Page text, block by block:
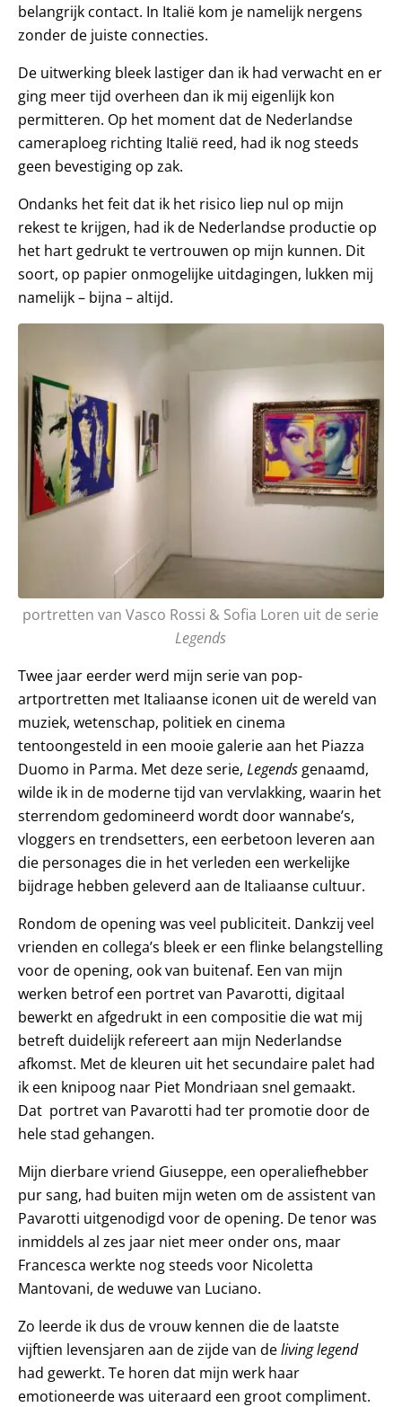
belangrijk contact. In Italië kom je namelijk nergens
zonder de juiste connecties.
De uitwerking bleek lastiger dan ik had verwacht en er
ging meer tijd overheen dan ik mij eigenlijk kon
permitteren. Op het moment dat de Nederlandse
cameraploeg richting Italië reed, had ik nog steeds
geen bevestiging op zak.
Ondanks het feit dat ik het risico liep nul op mijn
rekest te krijgen, had ik de Nederlandse productie op
het hart gedrukt te vertrouwen op mijn kunnen. Dit
soort, op papier onmogelijke uitdagingen, lukken mij
namelijk – bijna – altijd.
portretten van Vasco Rossi & Sofia Loren uit de serie
Legends
Twee jaar eerder werd mijn serie van pop-
artportretten met Italiaanse iconen uit de wereld van
muziek, wetenschap, politiek en cinema
tentoongesteld in een mooie galerie aan het Piazza
Duomo in Parma. Met deze serie, Legends genaamd,
wilde ik in de moderne tijd van vervlakking, waarin het
sterrendom gedomineerd wordt door wannabe’s,
vloggers en trendsetters, een eerbetoon leveren aan
die personages die in het verleden een werkelijke
bijdrage hebben geleverd aan de Italiaanse cultuur.
Rondom de opening was veel publiciteit. Dankzij veel
vrienden en collega’s bleek er een flinke belangstelling
voor de opening, ook van buitenaf. Een van mijn
werken betrof een portret van Pavarotti, digitaal
bewerkt en afgedrukt in een compositie die wat mij
betreft duidelijk refereert aan mijn Nederlandse
afkomst. Met de kleuren uit het secundaire palet had
ik een knipoog naar Piet Mondriaan snel gemaakt.
Dat portret van Pavarotti had ter promotie door de
hele stad gehangen.
Mijn dierbare vriend Giuseppe, een operaliefhebber
pur sang, had buiten mijn weten om de assistent van
Pavarotti uitgenodigd voor de opening. De tenor was
inmiddels al zes jaar niet meer onder ons, maar
Francesca werkte nog steeds voor Nicoletta
Mantovani, de weduwe van Luciano.
Zo leerde ik dus de vrouw kennen die de laatste
vijftien levensjaren aan de zijde van deliving legend
had gewerkt. Te horen dat mijn werk haar
emotioneerde was uiteraard een groot compliment.